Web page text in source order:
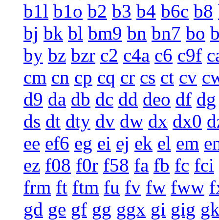
b1l b1o b2 b3 b4 b6c b8
bj bk bl bm9 bn bn7 bo
by bz bzr c2 c4a c6 c9f
cm cn cp cq cr cs ct cv
d9 da db dc dd deo df dg
ds dt dty dv dw dx dx0
ee ef6 eg ei ej ek el em
ez f08 f0r f58 fa fb fc fci
frm ft ftm fu fv fw fww
gd ge gf gg ggx gi gig